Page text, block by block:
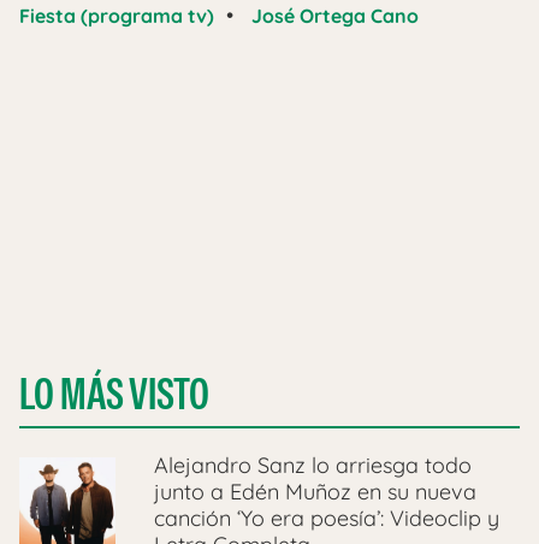
Fiesta (programa tv) • José Ortega Cano
LO MÁS VISTO
Alejandro Sanz lo arriesga todo
junto a Edén Muñoz en su nueva
canción ‘Yo era poesía’: Videoclip y